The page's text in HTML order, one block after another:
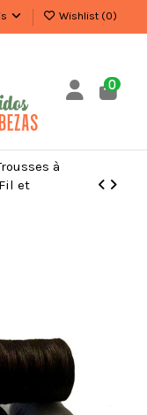
Wishlist (0)
0
à
et